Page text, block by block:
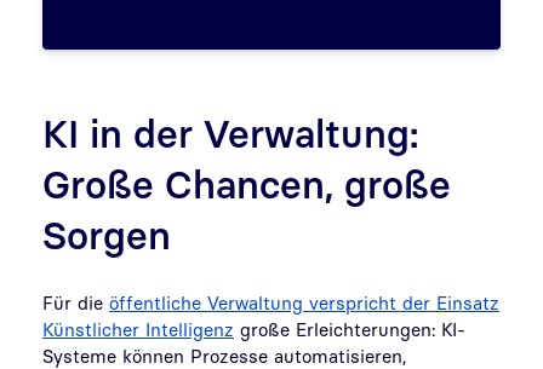
KI in der Verwaltung:
Große Chancen, große
Sorgen
Für die öffentliche Verwaltung verspricht der Einsatz
Künstlicher Intelligenz große Erleichterungen: KI-
Systeme können Prozesse automatisieren,